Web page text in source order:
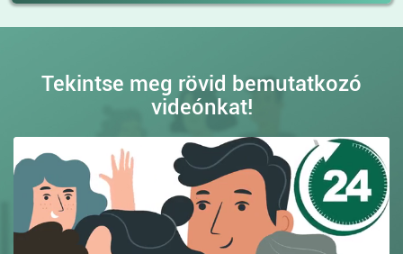
Tekintse meg rövid bemutatkozó
videónkat!